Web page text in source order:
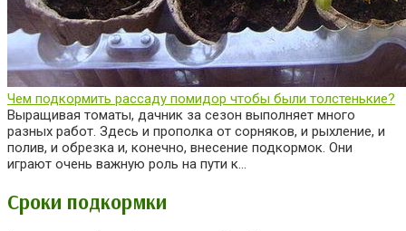
Чем подкормить рассаду помидор чтобы были толстенькие?
Выращивая томаты, дачник за сезон выполняет много
разных работ. Здесь и прополка от сорняков, и рыхление, и
полив, и обрезка и, конечно, внесение подкормок. Они
играют очень важную роль на пути к…
Сроки подкормки